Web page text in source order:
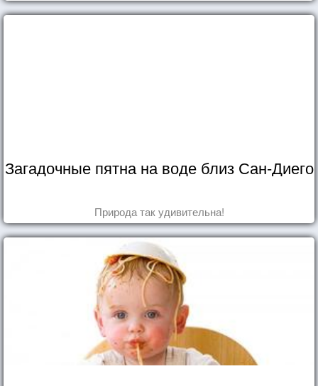
Загадочные пятна на воде близ Сан-Диего
Природа так удивительна!